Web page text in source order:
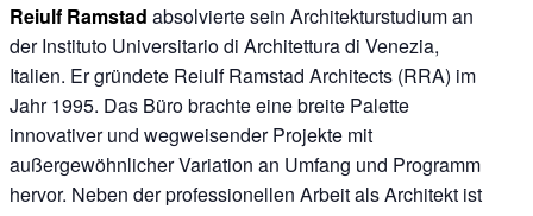
Reiulf Ramstad absolvierte sein Architekturstudium an
der Instituto Universitario di Architettura di Venezia,
Italien. Er gründete Reiulf Ramstad Architects (RRA) im
Jahr 1995. Das Büro brachte eine breite Palette
innovativer und wegweisender Projekte mit
außergewöhnlicher Variation an Umfang und Programm
hervor. Neben der professionellen Arbeit als Architekt ist